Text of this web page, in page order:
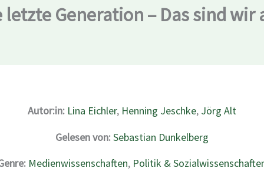
letzte Generation – Das sind wir
Autor:in: Lina Eichler, Henning Jeschke, Jörg Alt
Gelesen von:Sebastian Dunkelberg
Medienwissenschaften, Politik &